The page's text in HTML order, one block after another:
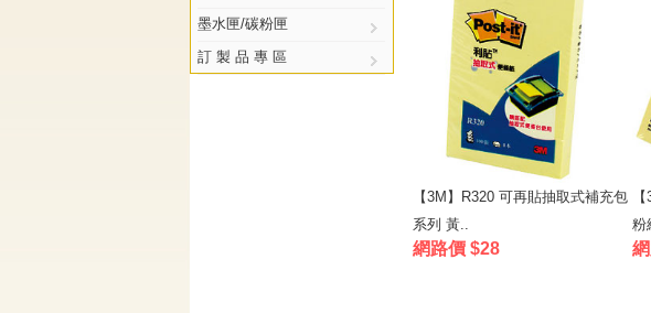
墨水匣/碳粉匣
訂 製 品 專 區
【3M】R320 可再貼抽取式補充包
系列 黃..
網路價 $28
粉